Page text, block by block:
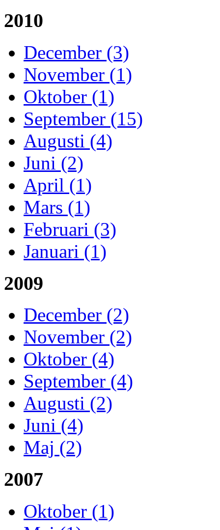
2010
December (3)
November (1)
Oktober (1)
September (15)
Augusti (4)
Juni (2)
April (1)
Mars (1)
Februari (3)
Januari (1)
2009
December (2)
November (2)
Oktober (4)
September (4)
Augusti (2)
Juni (4)
Maj (2)
2007
Oktober (1)